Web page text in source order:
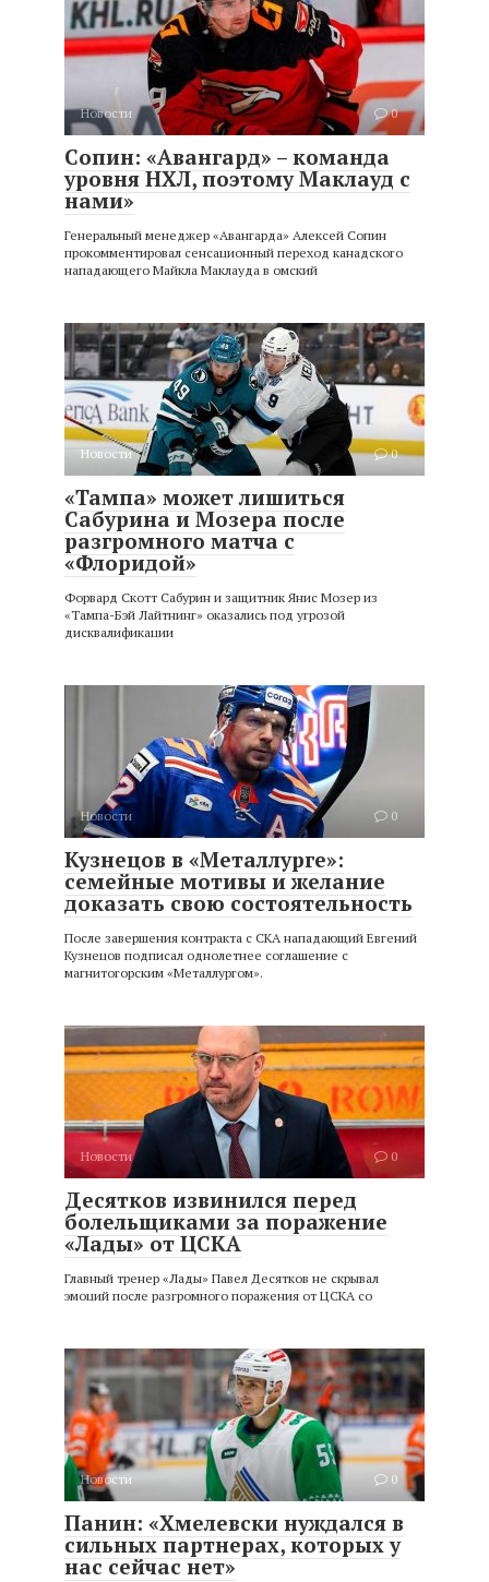
Новости 0
Сопин: «Авангард» – команда
уровня НХЛ, поэтому Маклауд с
нами»
Генеральный менеджер «Авангарда» Алексей Сопин
прокомментировал сенсационный переход канадского
нападающего Майкла Маклауда в омский
Новости 0
«Тампа» может лишиться
Сабурина и Мозера после
разгромного матча с
«Флоридой»
Форвард Скотт Сабурин и защитник Янис Мозер из
«Тампа-Бэй Лайтнинг» оказались под угрозой
дисквалификации
Новости 0
Кузнецов в «Металлурге»:
семейные мотивы и желание
доказать свою состоятельность
После завершения контракта с СКА нападающий Евгений
Кузнецов подписал однолетнее соглашение с
магнитогорским «Металлургом».
Новости 0
Десятков извинился перед
болельщиками за поражение
«Лады» от ЦСКА
Главный тренер «Лады» Павел Десятков не скрывал
эмоций после разгромного поражения от ЦСКА со
Новости 0
Панин: «Хмелевски нуждался в
сильных партнерах, которых у
нас сейчас нет»